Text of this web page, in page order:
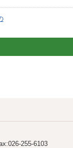
026-255-6103